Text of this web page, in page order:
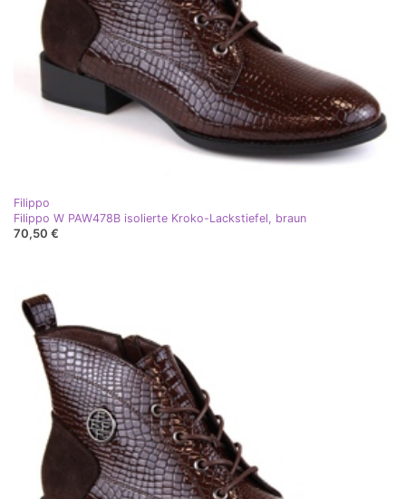
Filippo
Filippo W PAW478B isolierte Kroko-Lackstiefel, braun
70,50 €